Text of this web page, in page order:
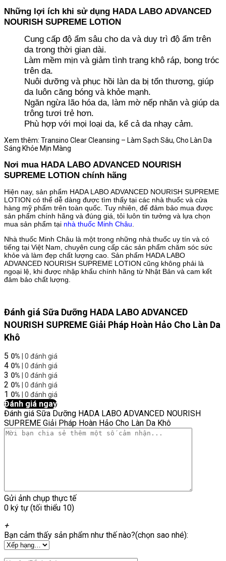
Những lợi ích khi sử dụng HADA LABO ADVANCED
NOURISH SUPREME LOTION
Cung cấp độ ẩm sâu cho da và duy trì độ ẩm trên
da trong thời gian dài.
Làm mềm mịn và giảm tình trạng khô ráp, bong tróc
trên da.
Nuôi dưỡng và phục hồi làn da bị tổn thương, giúp
da luôn căng bóng và khỏe mạnh.
Ngăn ngừa lão hóa da, làm mờ nếp nhăn và giúp da
trông tươi trẻ hơn.
Phù hợp với mọi loại da, kể cả da nhạy cảm.
Xem thêm: Transino Clear Cleansing – Làm Sạch Sâu, Cho Làn Da
Sáng Khỏe Mịn Màng
Nơi mua HADA LABO ADVANCED NOURISH
SUPREME LOTION chính hãng
Hiện nay, sản phẩm HADA LABO ADVANCED NOURISH SUPREME
LOTION có thể dễ dàng được tìm thấy tại các nhà thuốc và cửa
hàng mỹ phẩm trên toàn quốc. Tuy nhiên, để đảm bảo mua được
sản phẩm chính hãng và đúng giá, tôi luôn tin tưởng và lựa chọn
mua sản phẩm tại nhà thuốc Minh Châu.
Nhà thuốc Minh Châu là một trong những nhà thuốc uy tín và có
tiếng tại Việt Nam, chuyên cung cấp các sản phẩm chăm sóc sức
khỏe và làm đẹp chất lượng cao. Sản phẩm HADA LABO
ADVANCED NOURISH SUPREME LOTION cũng không phải là
ngoại lệ, khi được nhập khẩu chính hãng từ Nhật Bản và cam kết
đảm bảo chất lượng.
Đánh giá Sữa Dưỡng HADA LABO ADVANCED
NOURISH SUPREME Giải Pháp Hoàn Hảo Cho Làn Da
Khô
5 0% | 0 đánh giá
4 0% | 0 đánh giá
3 0% | 0 đánh giá
2 0% | 0 đánh giá
1 0% | 0 đánh giá
Đánh giá ngay
Đánh giá Sữa Dưỡng HADA LABO ADVANCED NOURISH
SUPREME Giải Pháp Hoàn Hảo Cho Làn Da Khô
Gửi ảnh chụp thực tế
0 ký tự (tối thiểu 10)
+
Bạn cảm thấy sản phẩm như thế nào?(chọn sao nhé):